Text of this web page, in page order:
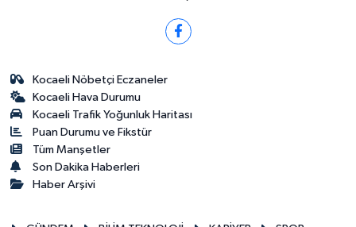
Kocaeli Nöbetçi Eczaneler
Kocaeli Hava Durumu
Kocaeli Trafik Yoğunluk Haritası
Puan Durumu ve Fikstür
Tüm Manşetler
Son Dakika Haberleri
Haber Arşivi